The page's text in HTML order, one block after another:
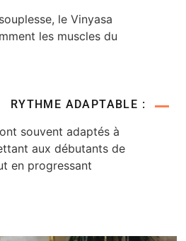
le Vinyasa
les muscles du
RYTHME ADAPTABLE :
souvent adaptés à
aux débutants de
en progressant